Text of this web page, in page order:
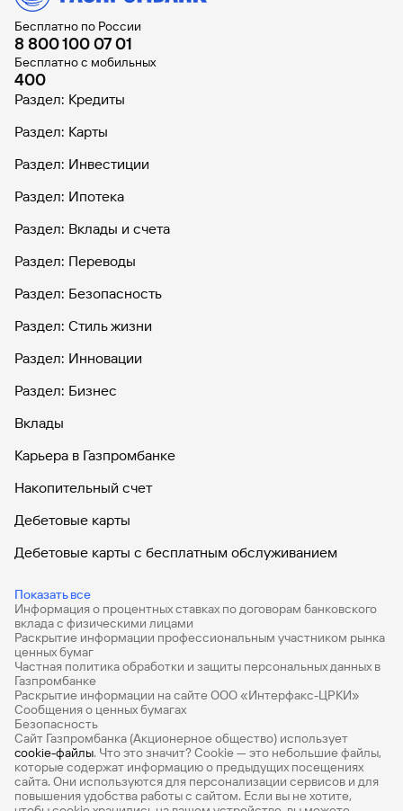
Бесплатно по России
8 800 100 07 01
Бесплатно с мобильных
400
Раздел: Кредиты
Раздел: Карты
Раздел: Инвестиции
Раздел: Ипотека
Раздел: Вклады и счета
Раздел: Переводы
Раздел: Безопасность
Раздел: Стиль жизни
Раздел: Инновации
Раздел: Бизнес
Вклады
Карьера в Газпромбанке
Накопительный счет
Дебетовые карты
Дебетовые карты с бесплатным обслуживанием
Показать все
Банковские вклады на 3 месяца
Вклады с высоким процентом
Калькулятор вкладов
Виртуальные карты
Премиум
РКО
Информация о процентных ставках по договорам банковского
вклада с физическими лицами
Раскрытие информации профессиональным участником рынка
ценных бумаг
Частная политика обработки и защиты персональных данных в
Газпромбанке
Раскрытие информации на сайте ООО «Интерфакс-ЦРКИ»
Сообщения о ценных бумагах
Безопасность
Сайт Газпромбанка (Акционерное общество) использует
cookie-файлы. Что это значит? Сookie — это небольшие файлы,
которые содержат информацию о предыдущих посещениях
сайта. Они используются для персонализации сервисов и для
повышения удобства работы с сайтом. Если вы не хотите,